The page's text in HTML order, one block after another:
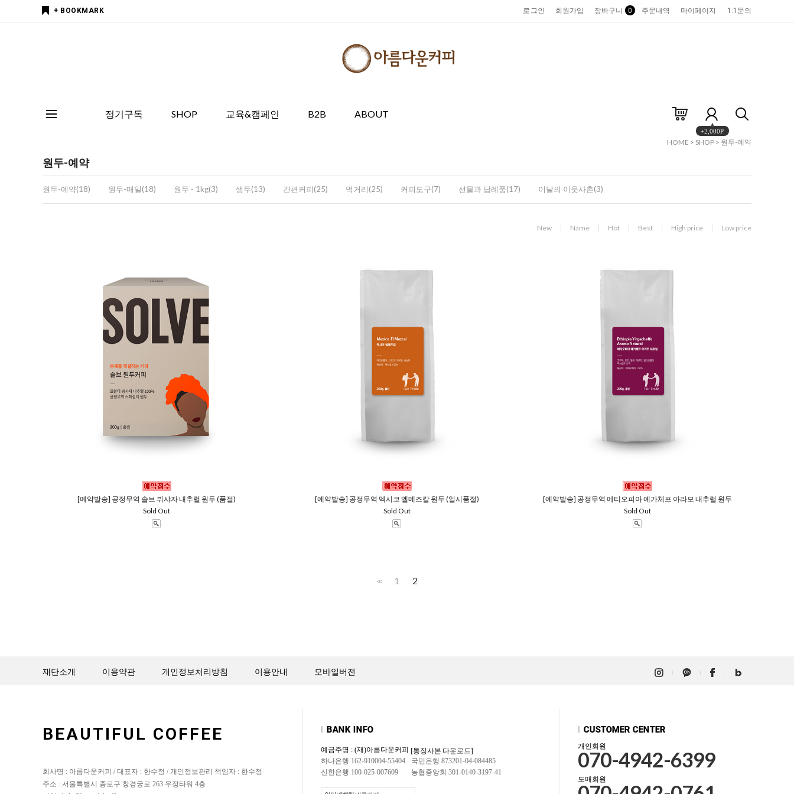
+ BOOKMARK 로그인 회원가입 장바구니 0 주문내역 마이페이지 1:1문의
정기구독 SHOP 교육&캠페인 B2B ABOUT
+2,000P
HOME > SHOP > 원두-예약
원두-예약
원두-예약(18) 원두-매일(18) 원두 - 1kg(3) 생두(13) 간편커피(25) 먹거리(25) 커피도구(7) 선물과 답례품(17) 이달의 이웃사촌(3)
New Name Hot Best High price Low price
[예약발송] 공정무역 솔브 뷔샤자 내추럴 원두 (품절)
Sold Out
[예약발송] 공정무역 멕시코 엘메즈칼 원두 (일시품절)
Sold Out
[예약발송] 공정무역 에티오피아 예가체프 아라모 내추럴 원두
Sold Out
<< 1 2
재단소개 이용약관 개인정보처리방침 이용안내 모바일버전
BEAUTIFUL COFFEE
회사명 : 아름다운커피 / 대표자 : 한수정 / 개인정보관리 책임자 : 한수정
주소 : 서울특별시 종로구 창경궁로 263 우정타워 4층
예금주명 : (재)아름다운커피 [통장사본 다운로드]
하나은행 162-910004-55404
국민은행 873201-04-084485
신한은행 100-025-007609
농협중앙회 301-0140-3197-41
개인회원
070-4942-6399
도매회원